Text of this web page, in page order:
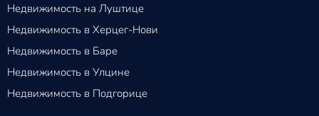
Недвижимость на Луштице
Недвижимость в Херцег-Нови
Недвижимость в Баре
Недвижимость в Улцине
Недвижимость в Подгорице